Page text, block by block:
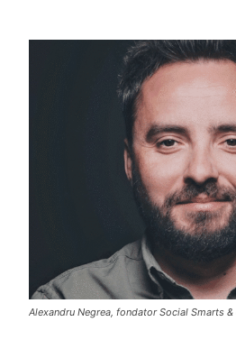
Alexandru Negrea, fondator Social Smarts